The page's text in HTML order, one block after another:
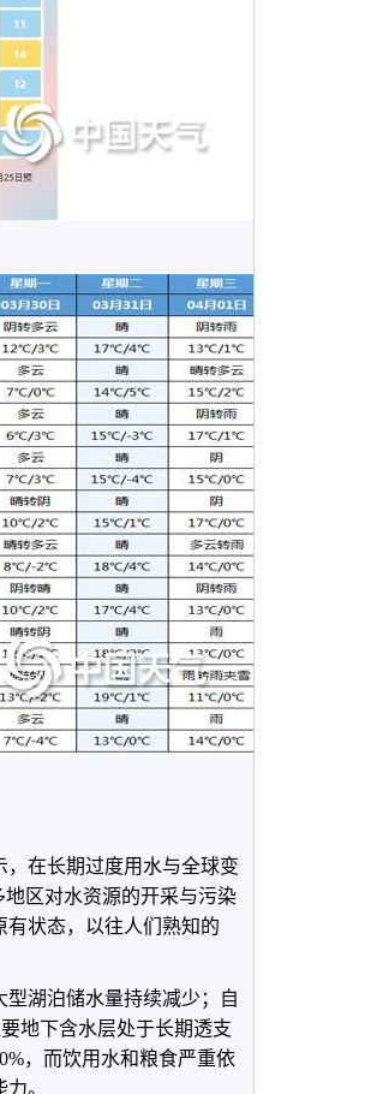
在长期过度用水与全球变
区对水资源的开采与污染
状态，以往人们熟知的
湖泊储水量持续减少；自
地下含水层处于长期透支
，而饮用水和粮食严重依
。